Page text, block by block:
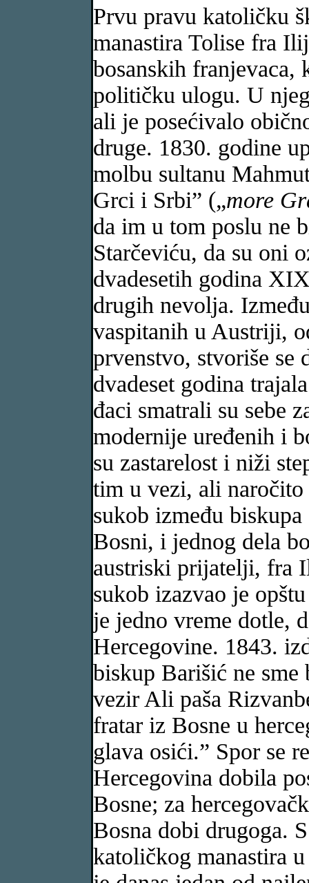
Prvu pravu katoličku
manastira Tolise fra
bosanskih
političku ulogu. U
ali je posećivalo
druge. 1830. godine
molbu sultanu
Grci i Srbi” („more
da im u tom poslu ne
Starčeviću, da su oni
dvadesetih godina
drugih nevolja.
vaspitanih u Austriji,
prvenstvo, stvoriše se
dvadeset godina
đaci smatrali su sebe
modernije uređenih i
su zastarelost i niži
tim u vezi, ali
sukob između
Bosni, i jednog dela
austriski prijatelji, fra
sukob izazvao je
je jedno vreme dotle,
Hercegovine. 1843.
biskup Barišić ne sme
vezir Ali paša
fratar iz Bosne u
glava osići.” Spor se
Hercegovina dobila
Bosne; za
Bosna dobi drugoga.
katoličkog manastira